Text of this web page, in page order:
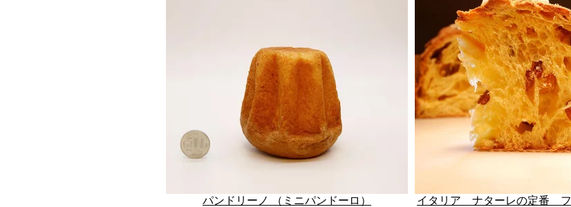
パンドリーノ （ミニパンドーロ）
イタリア ナターレの定番 フ